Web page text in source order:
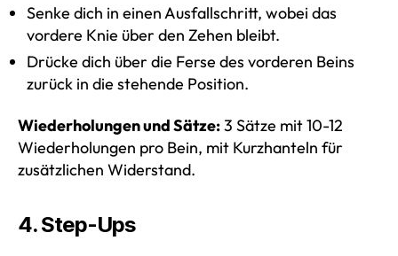
Senke dich in einen Ausfallschritt, wobei das
vordere Knie über den Zehen bleibt.
Drücke dich über die Ferse des vorderen Beins
zurück in die stehende Position.
Wiederholungen und Sätze:3 Sätze mit 10-12
Wiederholungen pro Bein, mit Kurzhanteln für
zusätzlichen Widerstand.
4. Step-Ups